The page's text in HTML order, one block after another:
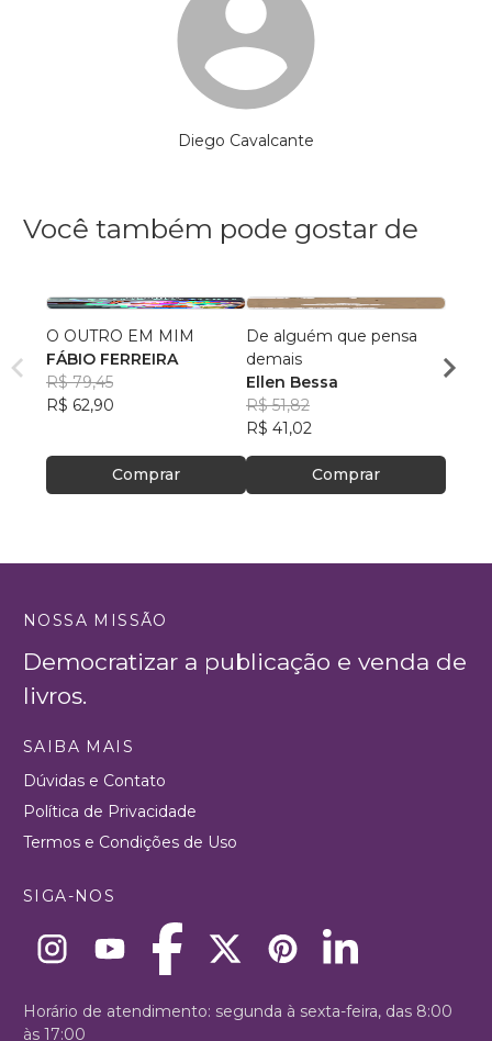
Diego Cavalcante
Você também pode gostar de
O OUTRO EM MIM
FÁBIO FERREIRA
R$ 79,45
R$ 62,90
Comprar
De alguém que pensa
demais
Ellen Bessa
R$ 51,82
R$ 41,02
Comprar
das
NOSSA MISSÃO
Democratizar a publicação e venda de
livros.
SAIBA MAIS
Dúvidas e Contato
Política de Privacidade
Termos e Condições de Uso
SIGA-NOS
Horário de atendimento: segunda à sexta-feira, das 8:00
às 17:00